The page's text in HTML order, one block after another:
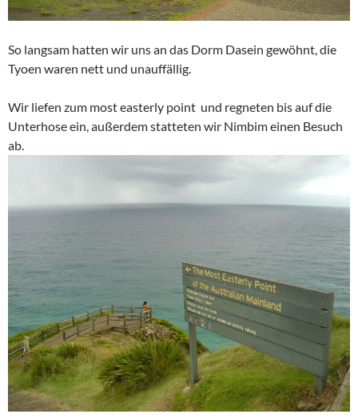
So langsam hatten wir uns an das Dorm Dasein gewöhnt, die
Tyoen waren nett und unauffällig.
Wir liefen zum most easterly point und regneten bis auf die
Unterhose ein, außerdem statteten wir Nimbim einen Besuch
ab.